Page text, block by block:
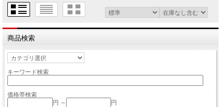
商品検索
キーワード検索
価格帯検索
円 ～
円